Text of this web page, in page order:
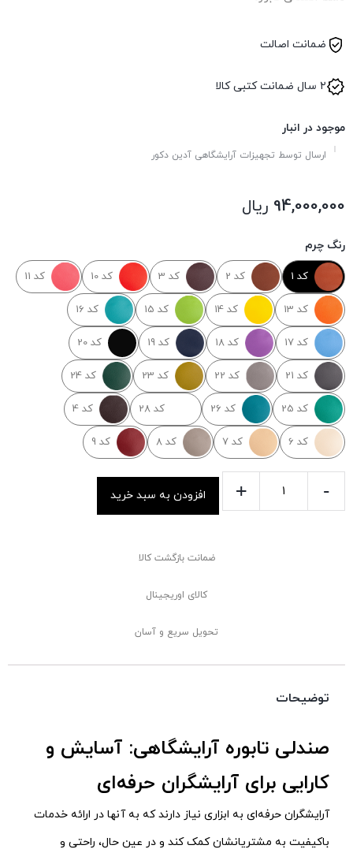
ضمانت اصالت
۲ سال ضمانت کتبی کالا
موجود در انبار
ارسال توسط تجهیزات آرایشگاهی آدین دکور
94,000,000 ریال
رنگ چرم
کد 1 کد 2 کد 3 کد 10 کد 11
کد 13 کد 14 کد 15 کد 16
کد 17 کد 18 کد 19 کد 20
کد 21 کد 22 کد 23 کد 24
کد 25 کد 26 کد 28 کد 4
کد 6 کد 7 کد 8 کد 9
-
+ افزودن به سبد خرید
ضمانت بازگشت کالا
کالای اوریجینال
تحویل سریع و آسان
توضیحات
صندلی تابوره آرایشگاهی: آسایش و
کارایی برای آرایشگران حرفه‌ای
آرایشگران حرفه‌ای به ابزاری نیاز دارند که به آنها در ارائه خدمات
باکیفیت به مشتریانشان کمک کند و در عین حال، راحتی و